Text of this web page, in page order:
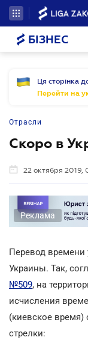
БІЗНЕС
Ця сторінка
Перейти на
Отрасли
Скоро в
22 октября 2019,
Реклама
Перевод времени
Украины. Так,
№509, на
исчисления
(киевское время)
стрелки: